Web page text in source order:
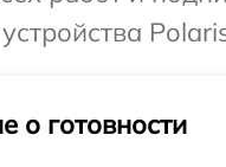
о готовности